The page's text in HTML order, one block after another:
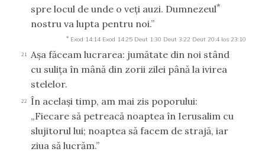
spre locul de unde o veţi auzi. Dumnezeul*
nostru va lupta pentru noi.”
* Exod 14:14 Exod 14:25 Deut 1:30 Deut 3:22 Deut 20:4 Ios 23:10
21
Aşa făceam lucrarea: jumătate din noi stând
cu suliţa în mână din zorii zilei până la ivirea
stelelor.
22
În acelaşi timp, am mai zis poporului:
„Fiecare să petreacă noaptea în Ierusalim cu
slujitorul lui; noaptea să facem de strajă, iar
ziua să lucrăm.”